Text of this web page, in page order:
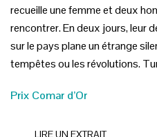
recueille une femme et deux
rencontrer. En deux jours, leur
sur le pays plane un étrange
tempêtes ou les révolutions.
Prix Comar d’Or
LIRE UN EXTRAIT